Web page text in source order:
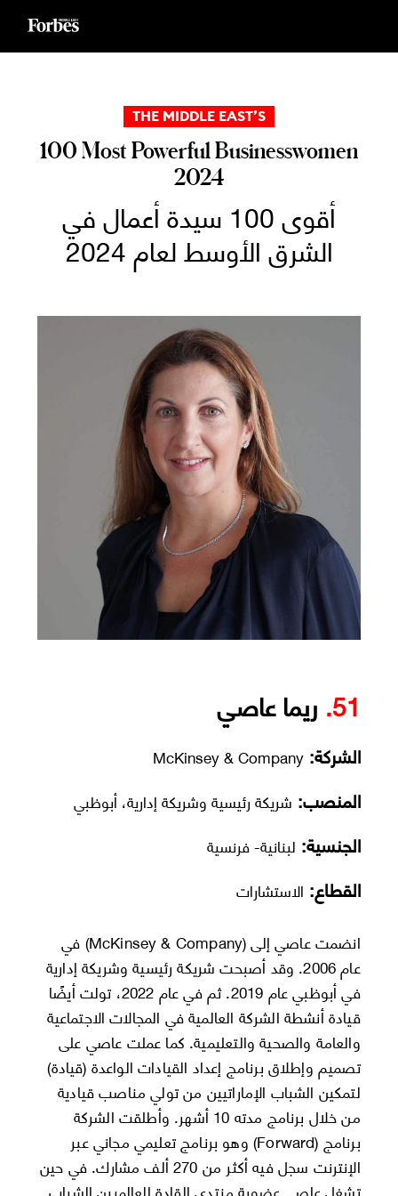
THE MIDDLE EAST’S
100 Most Powerful Businesswomen
2024
أقوى 100 سيدة أعمال في
الشرق الأوسط لعام 2024
51. ريما عاصي
الشركة:McKinsey & Company
المنصب: شريكة رئيسية وشريكة إدارية، أبوظبي
الجنسية: لبنانية- فرنسية
القطاع: الاستشارات
انضمت عاصي إلى (McKinsey & Company) في
عام 2006. وقد أصبحت شريكة رئيسية وشريكة إدارية
في أبوظبي عام 2019. ثم في عام 2022، تولت أيضًا
قيادة أنشطة الشركة العالمية في المجالات الاجتماعية
والعامة والصحية والتعليمية. كما عملت عاصي على
تصميم وإطلاق برنامج إعداد القیادات الواعدة (قیادة)
لتمكين الشباب الإماراتيين من تولي مناصب قيادية
من خلال برنامج مدته 10 أشهر. وأطلقت الشركة
برنامج (Forward) وهو برنامج تعليمي مجاني عبر
الإنترنت سجل فيه أكثر من 270 ألف مشارك. في حين
تشغل عاصي عضوية منتدى القادة العالميين الشباب